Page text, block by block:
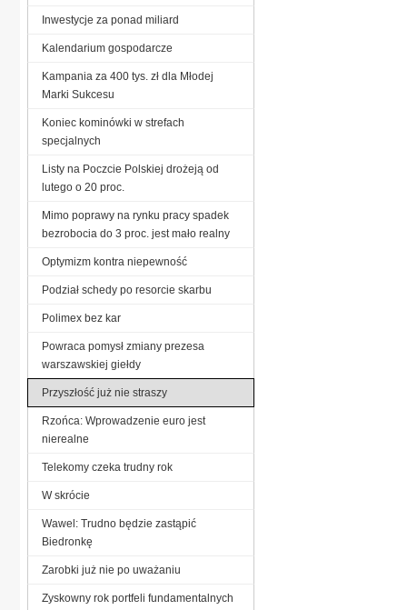
Inwestycje za ponad miliard
Kalendarium gospodarcze
Kampania za 400 tys. zł dla Młodej
Marki Sukcesu
Koniec kominówki w strefach
specjalnych
Listy na Poczcie Polskiej drożeją od
lutego o 20 proc.
Mimo poprawy na rynku pracy spadek
bezrobocia do 3 proc. jest mało realny
Optymizm kontra niepewność
Podział schedy po resorcie skarbu
Polimex bez kar
Powraca pomysł zmiany prezesa
warszawskiej giełdy
Przyszłość już nie straszy
Rzońca: Wprowadzenie euro jest
nierealne
Telekomy czeka trudny rok
W skrócie
Wawel: Trudno będzie zastąpić
Biedronkę
Zarobki już nie po uważaniu
Zyskowny rok portfeli fundamentalnych